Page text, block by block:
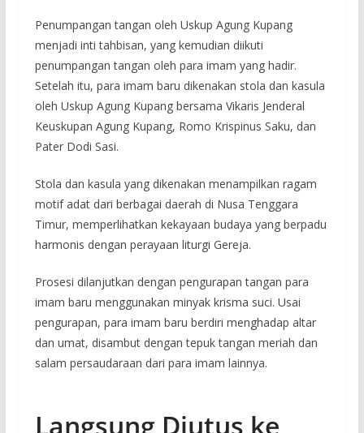
Penumpangan tangan oleh Uskup Agung Kupang
menjadi inti tahbisan, yang kemudian diikuti
penumpangan tangan oleh para imam yang hadir.
Setelah itu, para imam baru dikenakan stola dan kasula
oleh Uskup Agung Kupang bersama Vikaris Jenderal
Keuskupan Agung Kupang, Romo Krispinus Saku, dan
Pater Dodi Sasi.
Stola dan kasula yang dikenakan menampilkan ragam
motif adat dari berbagai daerah di Nusa Tenggara
Timur, memperlihatkan kekayaan budaya yang berpadu
harmonis dengan perayaan liturgi Gereja.
Prosesi dilanjutkan dengan pengurapan tangan para
imam baru menggunakan minyak krisma suci. Usai
pengurapan, para imam baru berdiri menghadap altar
dan umat, disambut dengan tepuk tangan meriah dan
salam persaudaraan dari para imam lainnya.
Langsung Diutus ke